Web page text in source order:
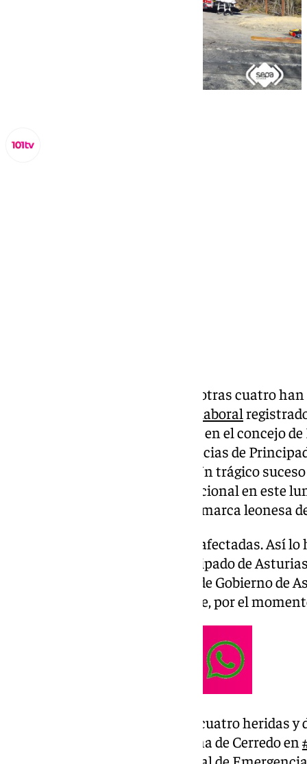
Cinco personas han fallecido y otras cuatro
accidente laboral
una mina de Cerredo (Asturias), en el concejo
fuentes del Servicio de Emergencias de
Gobierno y de la Guardia Civil. Un trágico
generado conmoción a nivel nacional en este
muertos serían vecinos de la comarca leonesa
Nueve personas han resultado afectadas. Así
portavoz del Gobierno del Principado de
de prensa después del Consejo de Gobierno de
explosión en esta mina de la que, por el
Cinco personas fallecidas, cuatro heridas
laboral registrado en la mina de Cerredo en